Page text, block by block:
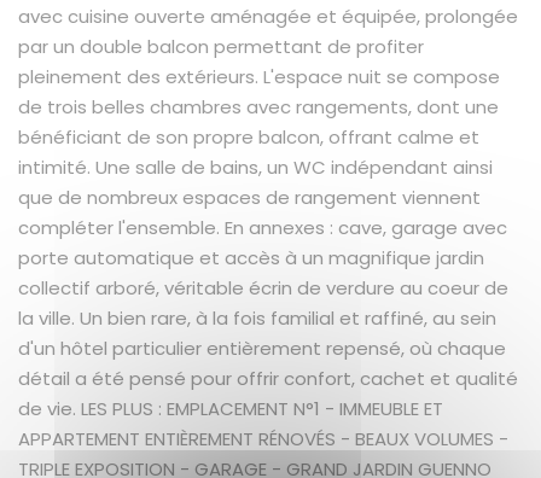
avec cuisine ouverte aménagée et équipée, prolongée
par un double balcon permettant de profiter
pleinement des extérieurs. L'espace nuit se compose
de trois belles chambres avec rangements, dont une
bénéficiant de son propre balcon, offrant calme et
intimité. Une salle de bains, un WC indépendant ainsi
que de nombreux espaces de rangement viennent
compléter l'ensemble. En annexes : cave, garage avec
porte automatique et accès à un magnifique jardin
collectif arboré, véritable écrin de verdure au coeur de
la ville. Un bien rare, à la fois familial et raffiné, au sein
d'un hôtel particulier entièrement repensé, où chaque
détail a été pensé pour offrir confort, cachet et qualité
de vie. LES PLUS : EMPLACEMENT N°1 - IMMEUBLE ET
APPARTEMENT ENTIÈREMENT RÉNOVÉS - BEAUX VOLUMES -
TRIPLE EXPOSITION - GARAGE - GRAND JARDIN GUENNO